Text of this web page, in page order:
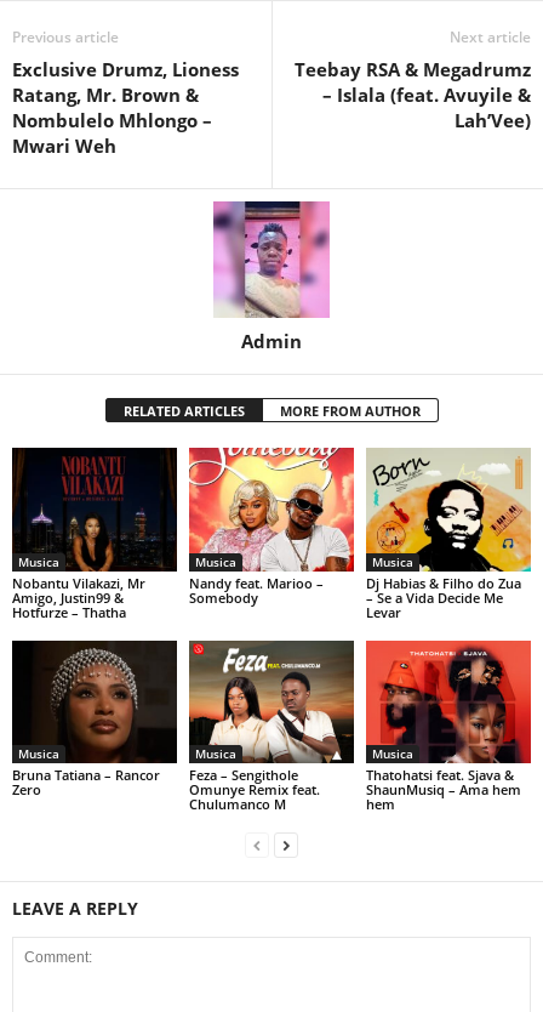
Previous article
Exclusive Drumz, Lioness
Ratang, Mr. Brown &
Nombulelo Mhlongo –
Mwari Weh
Next article
Teebay RSA & Megadrumz
– Islala (feat. Avuyile &
Lah’Vee)
Admin
RELATED ARTICLES MORE FROM AUTHOR
Musica
Nobantu Vilakazi, Mr
Amigo, Justin99 &
Hotfurze – Thatha
Musica
Nandy feat. Marioo –
Somebody
Musica
Dj Habias & Filho do Zua
– Se a Vida Decide Me
Levar
Musica
Bruna Tatiana – Rancor
Zero
Musica
Feza – Sengithole
Omunye Remix feat.
Chulumanco M
Musica
Thatohatsi feat. Sjava &
ShaunMusiq – Ama hem
hem
LEAVE A REPLY